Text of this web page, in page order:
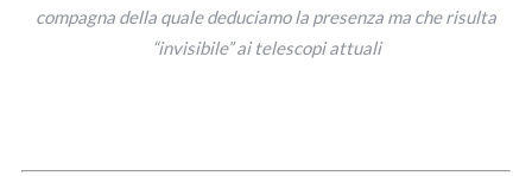
compagna della quale deduciamo la presenza ma che risulta
“invisibile” ai telescopi attuali